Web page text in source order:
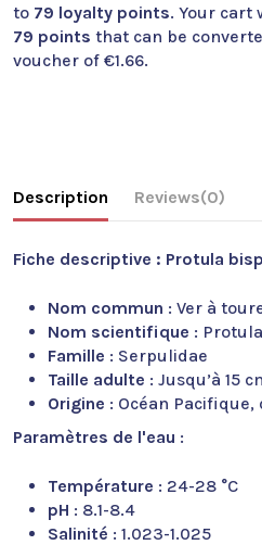
to 79 loyalty points. Your cart
79 points that can be
voucher of €1.66.
Description Reviews(0)
Fiche descriptive : Protula
Nom commun : Ver à
Nom scientifique :
Famille : Serpulidae
Taille adulte : Jusqu’à 15
Origine : Océan
Paramètres de l'eau :
Température : 24-28 °C
pH : 8.1-8.4
Salinité : 1.023-1.025